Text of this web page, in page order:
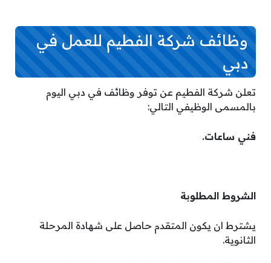
وظائف شركة الفطيم للعمل في
دبي
تعلن شركة الفطيم عن توفر وظائف في دبي اليوم
بالمسمى الوظيفي التالي:
فني ساعات.
الشروط المطلوبة
يشترط ان يكون المتقدم حاصل على شهادة المرحلة
الثانوية.